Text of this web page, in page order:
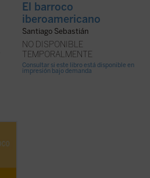
El barroco
iberoamericano
Santiago Sebastián
NO DISPONIBLE
TEMPORALMENTE
Consultar si este libro está disponible en
impresión bajo demanda